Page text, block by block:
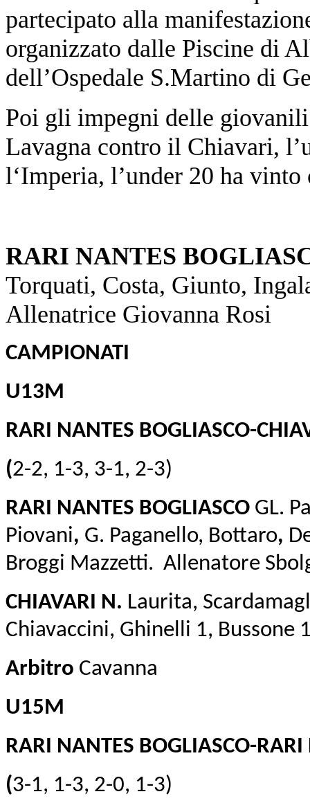
partecipato alla
organizzato dalle Piscine di
dell’Ospedale S.Martino di
Poi gli impegni delle
Lavagna contro il Chiavari,
l‘Imperia, l’under 20 ha
RARI NANTES
Torquati, Costa, Giunto,
Allenatrice Giovanna Rosi
CAMPIONATI
U13M
RARI NANTES BOGLIASCO-
(2-2, 1-3, 3-1, 2-3)
RARI NANTES BOGLIASCO GL.
Piovani, G. Paganello, Bottaro,
Broggi Mazzetti. Allenatore
CHIAVARI N. Laurita,
Chiavaccini, Ghinelli 1, Bussone
Arbitro Cavanna
U15M
RARI NANTES BOGLIASCO-
(3-1, 1-3, 2-0, 1-3)